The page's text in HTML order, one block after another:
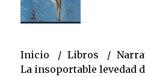
Inicio Libros
La insoportable levedad